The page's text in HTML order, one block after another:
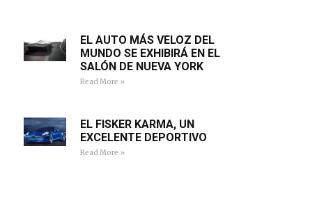
EL AUTO MÁS VELOZ DEL
MUNDO SE EXHIBIRÁ EN EL
SALÓN DE NUEVA YORK
Read More »
EL FISKER KARMA, UN
EXCELENTE DEPORTIVO
Read More »